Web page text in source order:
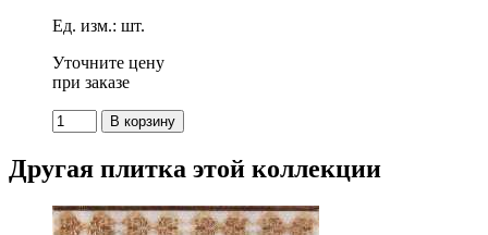
Ед. изм.: шт.
Уточните цену
при заказе
Другая плитка этой коллекции